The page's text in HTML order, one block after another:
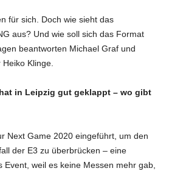
für sich. Doch wie sieht das
aus? Und wie soll sich das Format
beantworten Michael Graf und
Klinge.
in Leipzig gut geklappt – wo gibt
Next Game 2020 eingeführt, um den
der E3 zu überbrücken – eine
Event, weil es keine Messen mehr gab,